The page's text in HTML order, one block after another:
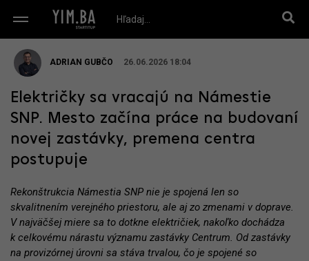
ADRIAN GUBČO 26.06.2026 18:04
Električky sa vracajú na Námestie
SNP. Mesto začína práce na budovaní
novej zastávky, premena centra
postupuje
Rekonštrukcia Námestia SNP nie je spojená len so
skvalitnením verejného priestoru, ale aj zo zmenami v doprave.
V najväčšej miere sa to dotkne električiek, nakoľko dochádza
k celkovému nárastu významu zastávky Centrum. Od zastávky
na provizórnej úrovni sa stáva trvalou, čo je spojené so